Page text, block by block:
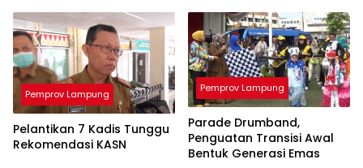
Pemprov Lampung
Pelantikan 7 Kadis Tunggu
Rekomendasi KASN
Pemprov Lampung
Parade Drumband,
Penguatan Transisi Awal
Bentuk Generasi Emas